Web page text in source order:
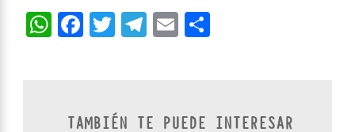
WhatsApp
Facebook
Twitter
Telegram
Email
TAMBIÉN TE PUEDE INTERESAR